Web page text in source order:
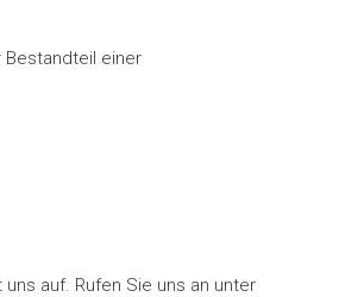
einer
auf. Rufen Sie uns an unter